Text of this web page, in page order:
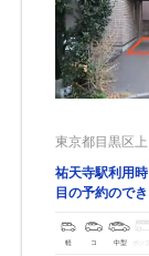
東京都目黒区
祐天寺駅利用
目の予約のでき
軽 コ 中型 ボッ